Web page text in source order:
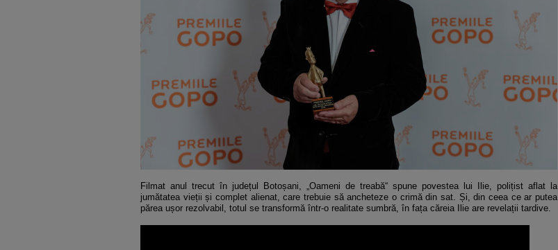
Filmat anul trecut în județul Botoșani, „Oameni de treabă“ spune povestea lui Ilie, polițist aflat la
jumătatea vieții și complet alienat, care trebuie să ancheteze o crimă din sat. Și, din ceea ce ar putea
părea ușor rezolvabil, totul se transformă într-o realitate sumbră, în fața căreia Ilie are revelații tardive.